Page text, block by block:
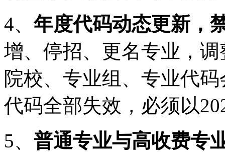
4、 年度代码动态更新，
增、停招、更名专业，
院校、专业组、专业代
代码全部失效，必须以
5、 普通专业与高收费专